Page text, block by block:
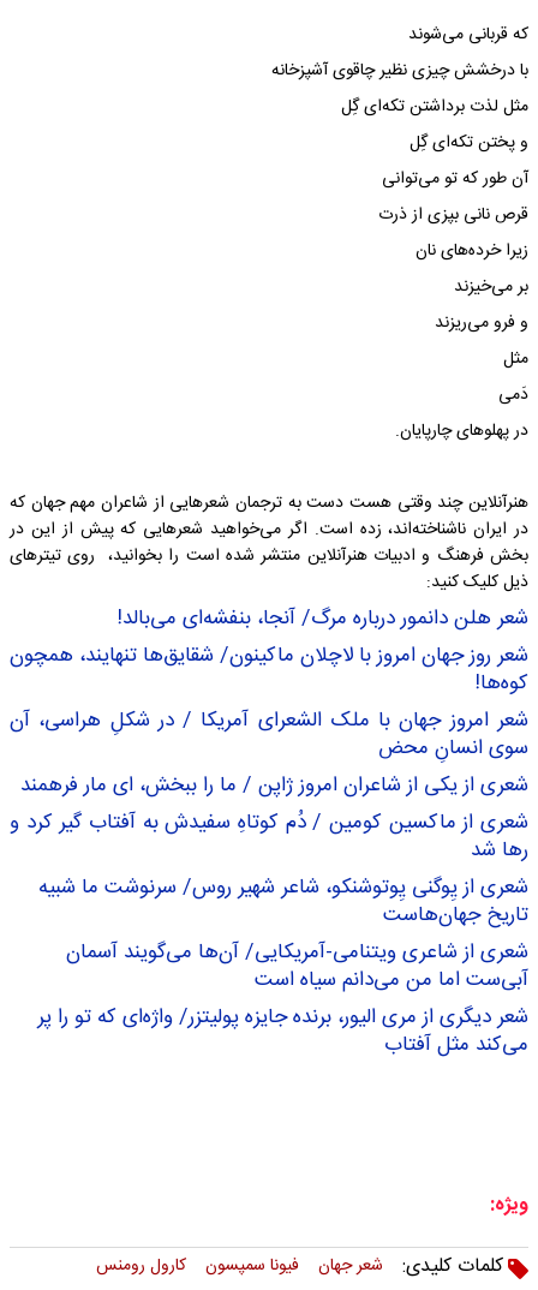
که قربانی می‌شوند
با درخشش چیزی نظیر چاقوی آشپزخانه
مثل لذت برداشتن تکه‌ای گِل
و پختن تکه‌ای گِل
آن طور که تو می‌توانی
قرص نانی بپزی از ذرت
زیرا خرده‌های نان
بر می‌خیزند
و فرو می‌ریزند
مثل
دَمی
در پهلوهای چارپایان.
هنرآنلاین چند وقتی هست دست به ترجمان شعرهایی از شاعران مهم جهان که
در ایران ناشناخته‌اند، زده است. اگر می‌خواهید شعرهایی که پیش از این در
بخش فرهنگ و ادبیات هنرآنلاین منتشر شده است را بخوانید، روی تیترهای
ذیل کلیک کنید:
شعر هلن دانمور درباره مرگ/ آنجا، بنفشه‌ای می‌بالد!
شعر روز جهان امروز با لاچلان ماکینون/ شقایق‌ها تنهایند، همچون
کوه‌ها!
شعر امروز جهان با ملک الشعرای آمریکا / در شکلِ هراسی، آن
سوی انسانِ محض
شعری از یکی از شاعران امروز ژاپن / ما را ببخش، ای مار فرهمند
شعری از ماکسین کومین / دُم کوتاهِ سفیدش به آفتاب گیر کرد و
رها شد
شعری از یِوگنی یِوتوشنکو، شاعر شهیر روس/ سرنوشت ما شبیه
تاریخ جهان‌هاست
شعری از شاعری ویتنامی-آمریکایی/ آن‌ها می‌گویند آسمان
آبی‌ست اما من می‌دانم سیاه است
شعر دیگری از مری الیور، برنده جایزه پولیتزر/ واژه‌ای که تو را پر
می‌کند مثل آفتاب
ویژه:
کلمات کلیدی:
شعر جهان فیونا سمپسون کارول رومنس